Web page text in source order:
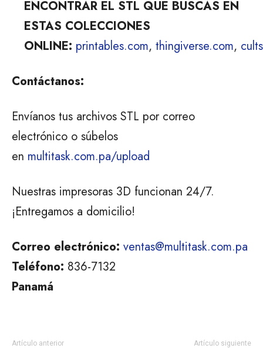
ENCONTRAR EL STL QUE BUSCAS EN
ESTAS COLECCIONES
ONLINE: printables.com, thingiverse.com,
Contáctanos:
Envíanos tus archivos STL por correo
electrónico o súbelos
en multitask.com.pa/upload
Nuestras impresoras 3D funcionan 24/7.
¡Entregamos a domicilio!
Correo electrónico: ventas@multitask.com.pa
Teléfono: 836-7132
Panamá
Artículo anterior Artículo siguiente